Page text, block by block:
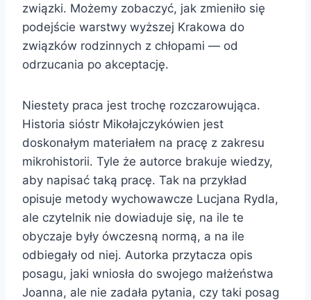
związki. Możemy zobaczyć, jak zmieniło się
podejście warstwy wyższej Krakowa do
związków rodzinnych z chłopami — od
odrzucania po akceptację.
Niestety praca jest trochę rozczarowująca.
Historia sióstr Mikołajczykówien jest
doskonałym materiałem na pracę z zakresu
mikrohistorii. Tyle że autorce brakuje wiedzy,
aby napisać taką pracę. Tak na przykład
opisuje metody wychowawcze Lucjana Rydla,
ale czytelnik nie dowiaduje się, na ile te
obyczaje były ówczesną normą, a na ile
odbiegały od niej. Autorka przytacza opis
posagu, jaki wniosła do swojego małżeństwa
Joanna, ale nie zadała pytania, czy taki posag